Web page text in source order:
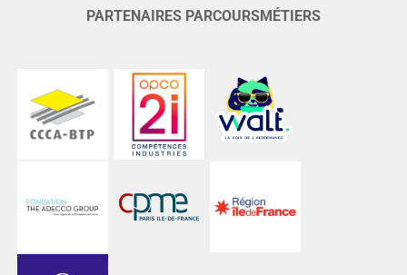
PARTENAIRES PARCOURSMÉTIERS